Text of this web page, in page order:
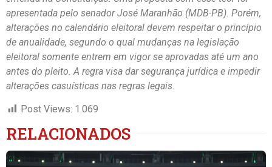
apresentada pelo senador José Maranhão (MDB-PB). Porém,
alterações no calendário eleitoral devem respeitar o princípio
de anualidade, segundo o qual mudanças na legislação
eleitoral somente entrem em vigor se aprovadas até um ano
antes do pleito. A regra visa dar segurança jurídica e impedir
alterações casuísticas nas regras legais.
Post Views: 1.069
RELACIONADOS